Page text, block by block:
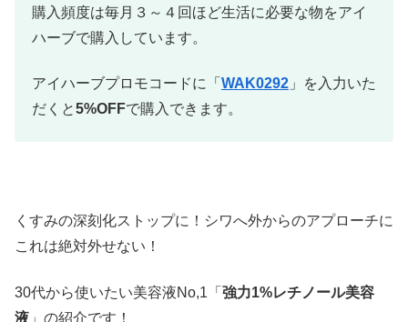
購入頻度は毎月３～４回ほど生活に必要な物をアイ
ハーブで購入しています。
アイハーブプロモコードに「 WAK0292 」を入力いた
だくと5%OFFで購入できます。
くすみの深刻化ストップに！シワへ外からのアプローチに
これは絶対外せない！
30代から使いたい美容液No,1「 強力1%レチノール美容
液 」の紹介です！